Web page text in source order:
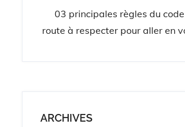
l’article
03 principales règles du
route à respecter pour aller en
ARCHIVES